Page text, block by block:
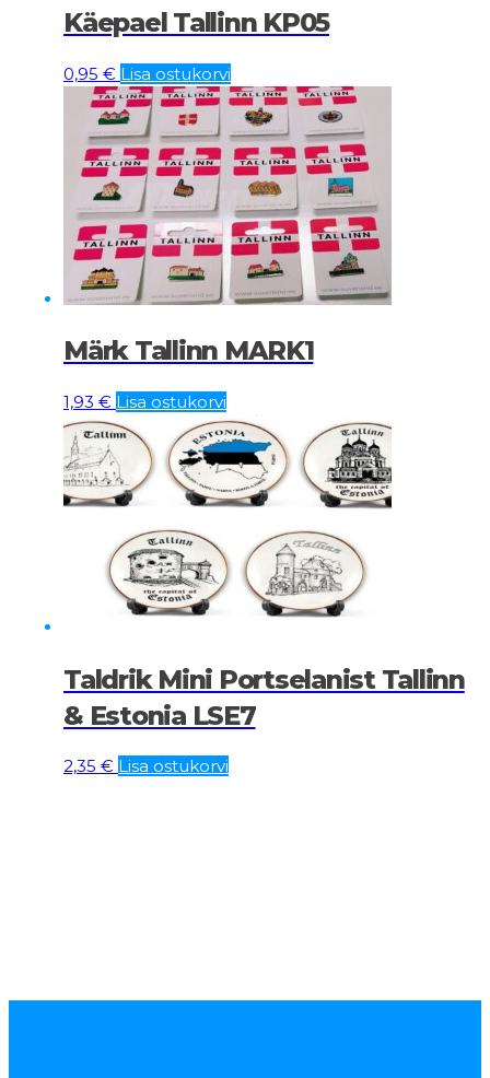
Käepael Tallinn KP05
0,95 € Lisa ostukorvi
Märk Tallinn MARK1
1,93 € Lisa ostukorvi
Taldrik Mini Portselanist Tallinn
& Estonia LSE7
2,35 € Lisa ostukorvi